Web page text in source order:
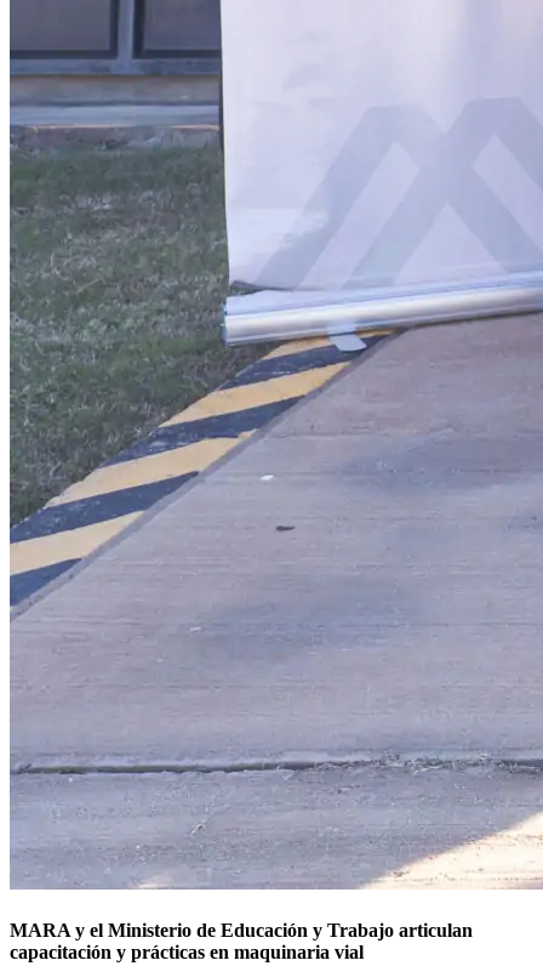
MARA y el Ministerio de Educación y Trabajo articulan
capacitación y prácticas en maquinaria vial